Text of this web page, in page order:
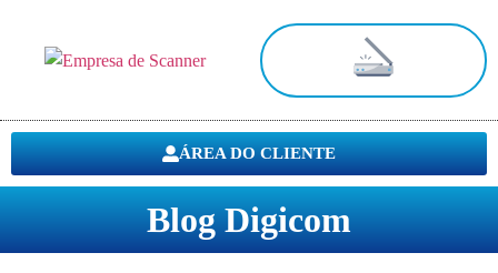
ÁREA DO CLIENTE
Blog Digicom